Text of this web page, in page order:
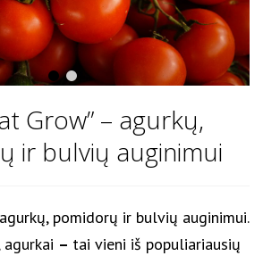
Grow” – agurkų,
ir bulvių auginimui
pomidorų ir bulvių auginimui.
– tai vieni iš populiariausių